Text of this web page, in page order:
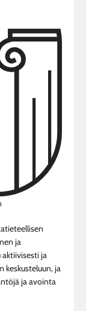
ja
ja
keskusteluun, ja
ja avointa